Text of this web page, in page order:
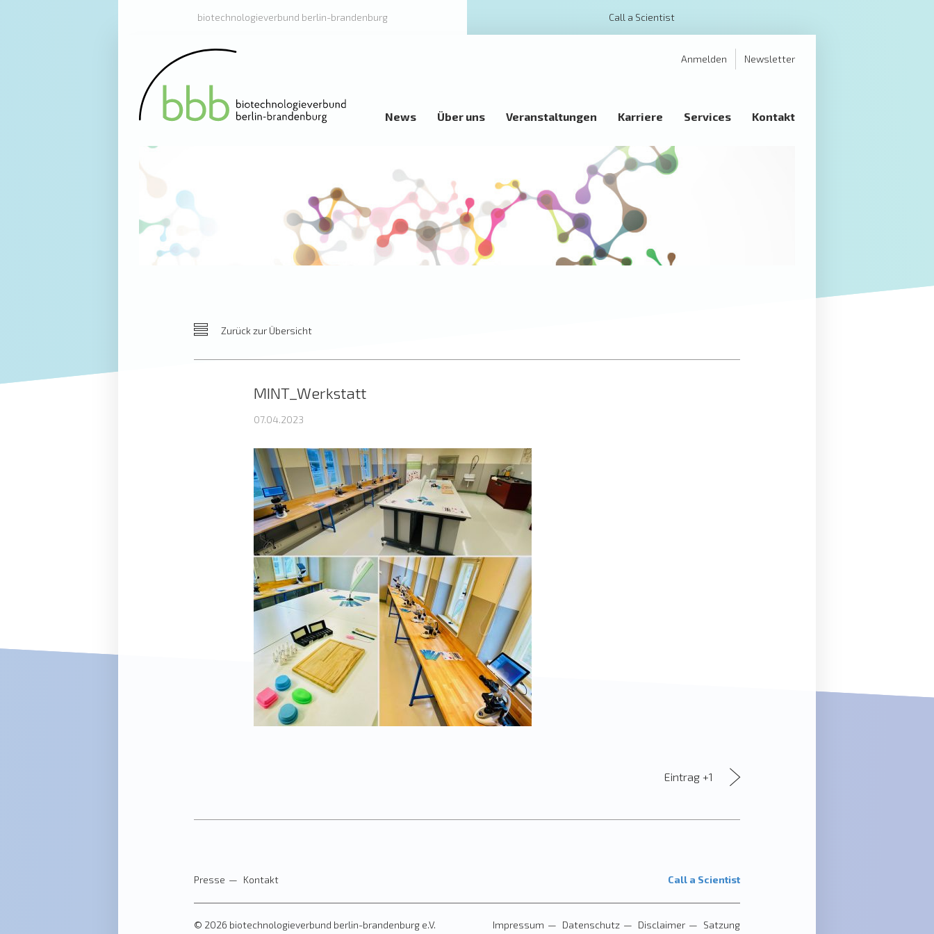
biotechnologieverbund berlin-brandenburg Call a Scientist
News Über uns Veranstaltungen Karriere Services Kontakt
Anmelden Newsletter
Zurück zur Übersicht
MINT_Werkstatt
07.04.2023
Eintrag +1
Presse Kontakt Call a Scientist
Impressum Datenschutz Disclaimer Satzung
© 2026 biotechnologieverbund berlin-brandenburg e.V.